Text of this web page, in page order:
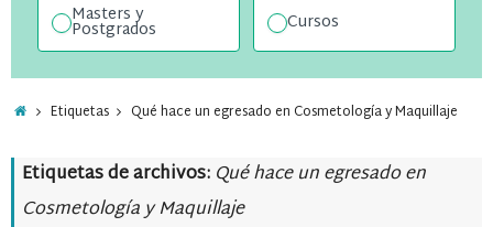
Masters y
Postgrados Cursos
Etiquetas Qué hace un egresado en Cosmetología y Maquillaje
Etiquetas de archivos: Qué hace un egresado en
Cosmetología y Maquillaje